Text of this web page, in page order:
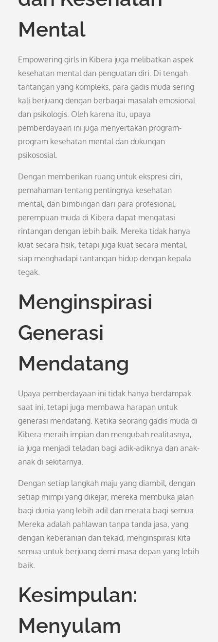
Mental
Empowering girls in Kibera juga melibatkan aspek
kesehatan mental dan penguatan diri. Di tengah
tantangan yang kompleks, para gadis muda sering
kali berjuang dengan berbagai masalah emosional
dan psikologis. Oleh karena itu, upaya
pemberdayaan ini juga menyertakan program-
program kesehatan mental dan dukungan
psikososial.
Dengan memberikan ruang untuk ekspresi diri,
pemahaman tentang pentingnya kesehatan
mental, dan bimbingan dari para profesional,
perempuan muda di Kibera dapat mengatasi
rintangan dengan lebih baik. Mereka tidak hanya
kuat secara fisik, tetapi juga kuat secara mental,
siap menghadapi tantangan hidup dengan kepala
tegak.
Menginspirasi
Generasi
Mendatang
Upaya pemberdayaan ini tidak hanya berdampak
saat ini, tetapi juga membawa harapan untuk
generasi mendatang. Ketika seorang gadis muda di
Kibera meraih impian dan mengubah realitasnya,
ia juga menjadi teladan bagi adik-adiknya dan anak-
anak di sekitarnya.
Dengan setiap langkah maju yang diambil, dengan
setiap mimpi yang dikejar, mereka membuka jalan
bagi dunia yang lebih adil dan merata bagi semua.
Mereka adalah pahlawan tanpa tanda jasa, yang
dengan keberanian dan tekad, menginspirasi kita
semua untuk berjuang demi masa depan yang lebih
baik.
Kesimpulan:
Menyulam